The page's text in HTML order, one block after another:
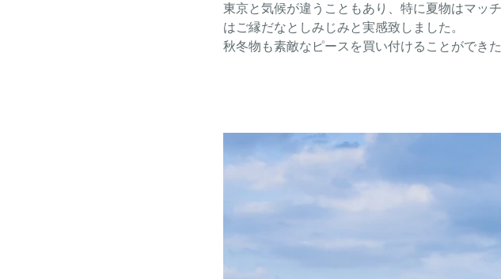
東京と気候が違うこともあり、特に夏物はマッ
はご縁だなとしみじみと実感致しました。
秋冬物も素敵なピースを買い付けることができ